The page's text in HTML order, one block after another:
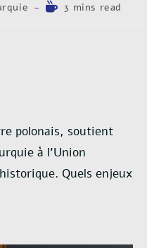
3 mins read
polonais, soutient
à l’Union
Quels enjeux